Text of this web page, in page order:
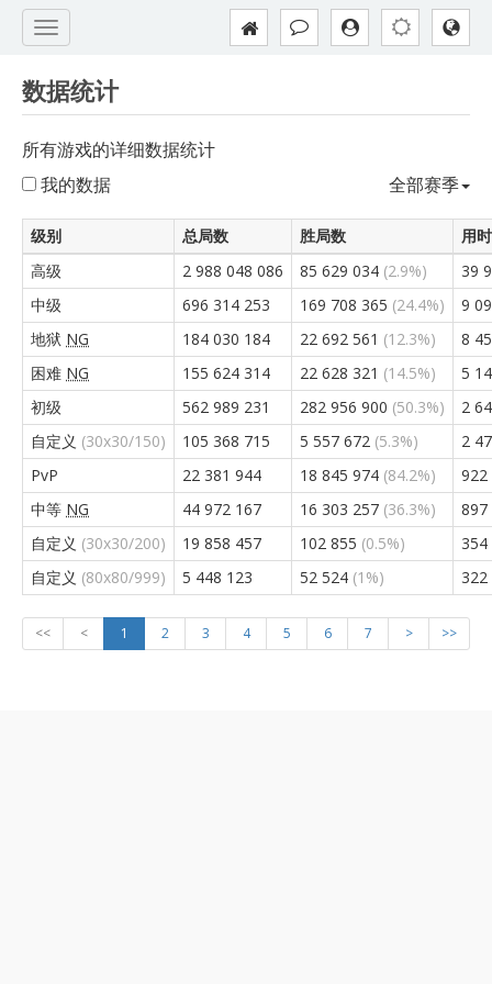
数据统计
所有游戏的详细数据统计
我的数据
全部赛季
级别 总局数 胜局数
用
高级
2 988 048 086 85 629 034 (2.9%)
39
中级
696 314 253 169 708 365 (24.4%)
9
地狱 NG 184 030 184 22 692 561 (12.3%)
8
困难 NG 155 624 314 22 628 321 (14.5%)
5
初级
562 989 231 282 956 900 (50.3%)
2
自定义 (30x30/150) 105 368 715 5 557 672 (5.3%)
2
PvP
22 381 944 18 845 974 (84.2%)
922
中等 NG 44 972 167 16 303 257 (36.3%)
897
自定义 (30x30/200) 19 858 457 102 855 (0.5%)
354
自定义 (80x80/999) 5 448 123 52 524 (1%) 322
<< < 1 2 3 4 5 6 7 > >>